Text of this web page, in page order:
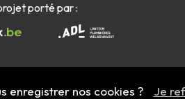
porté par :
2022 - 2026 welkenraedt.info
enregistrer nos cookies ? Je